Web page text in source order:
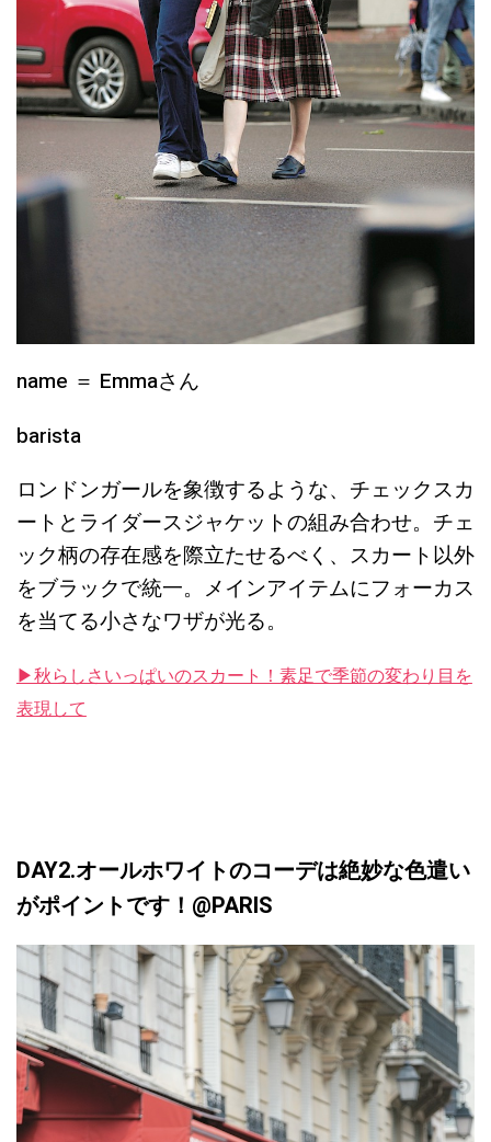
name ＝ Emmaさん
barista
ロンドンガールを象徴するような、チェックスカ
ートとライダースジャケットの組み合わせ。チェ
ック柄の存在感を際立たせるべく、スカート以外
をブラックで統一。メインアイテムにフォーカス
を当てる小さなワザが光る。
▶︎秋らしさいっぱいのスカート！素足で季節の変わり目を
表現して
DAY2.オールホワイトのコーデは絶妙な色遣い
がポイントです！ @PARIS